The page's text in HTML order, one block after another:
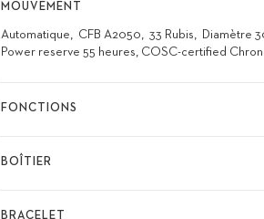
MOUVEMENT
Automatique CFB A2050 33 Rubis Diamètre
Power reserve 55 heures, COSC-certified
FONCTIONS
BOÎTIER
BRACELET